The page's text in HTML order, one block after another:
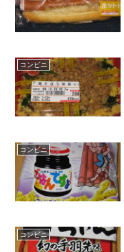
コンビニ
コンビニ
コンビニ